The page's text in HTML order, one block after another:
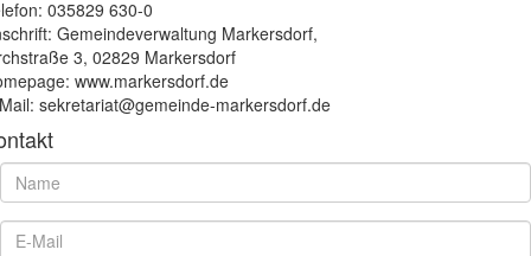
035829 630-0
Gemeindeverwaltung Markersdorf,
3, 02829 Markersdorf
www.markersdorf.de
sekretariat@gemeinde-markersdorf.de